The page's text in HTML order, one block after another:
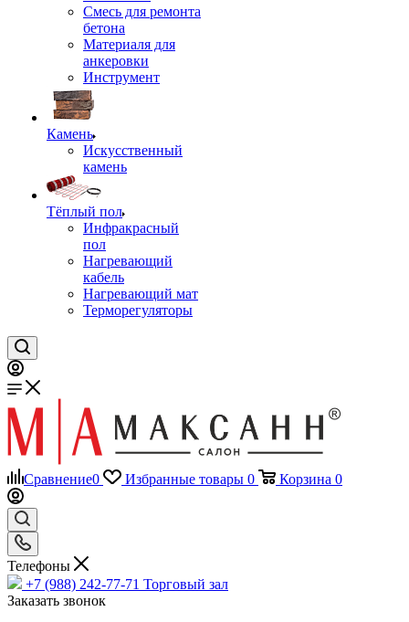
Смесь для ремонта
бетона
Материаля для
анкеровки
Инструмент
Камень
Искусственный
камень
Тёплый пол
Инфракрасный
пол
Нагревающий
кабель
Нагревающий мат
Терморегуляторы
Сравнение0 Избранные товары 0 Корзина 0
Телефоны
+7 (988) 242-77-71 Торговый зал
Заказать звонок